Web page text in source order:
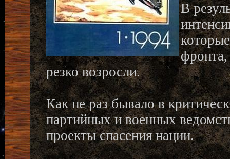
В
резко возросли.
Как не раз бывало в
партийных и военных
проекты спасения нации.